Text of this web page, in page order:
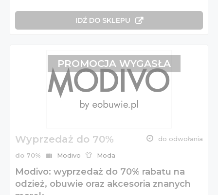
IDŹ DO SKLEPU
Wyprzedaż do 70% do odwołania
do 70% Modivo Moda
Modivo: wyprzedaż do 70% rabatu na
odzież, obuwie oraz akcesoria znanych
PROMOCJA WYGASŁA